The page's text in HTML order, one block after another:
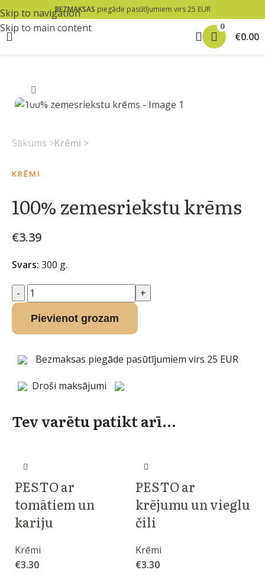
Skip to navigation
Skip to main content
BEZMAKSAS piegāde pasūtījumiem virs 25 EUR
0
€0.00
Sākums Krēmi
KRĒMI
100% zemesriekstu krēms
€3.39
Svars: 300 g.
Pievienot grozam
Bezmaksas piegāde pasūtījumiem virs 25 EUR
Droši maksājumi
Tev varētu patikt arī...
PESTO ar
tomātiem un
kariju
Krēmi
€3.30
PESTO ar
krējumu un vieglu
čili
Krēmi
€3.30